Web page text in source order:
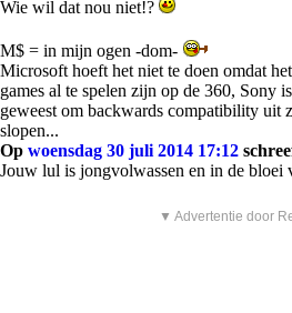
Wie wil dat nou niet!?
M$ = in mijn ogen -dom-
Microsoft hoeft het niet te doen omdat
games al te spelen zijn op de 360, Sony
geweest om backwards compatibility uit
slopen...
Op woensdag 30 juli 2014 17:12
Jouw lul is jongvolwassen en in de bloei
▼ Advertentie door